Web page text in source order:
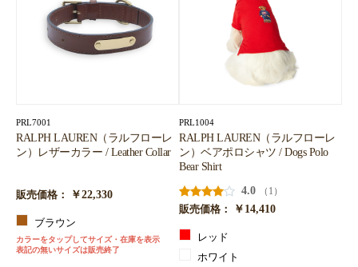
PRL7001
RALPH LAUREN（ラルフローレ
ン）レザーカラー / Leather Collar
販売価格： ￥22,330
ブラウン
カラーをタップしてサイズ・在庫を表示
表記の無いサイズは販売終了
PRL1004
RALPH LAUREN（ラルフローレ
ン）ベアポロシャツ / Dogs Polo
Bear Shirt
4.0
（1）
販売価格：
￥14,410
レッド
ホワイト